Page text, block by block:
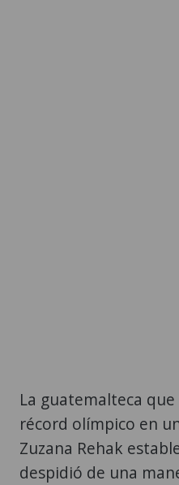
La guatemalteca
récord olímpico en
Zuzana Rehak
despidió de una